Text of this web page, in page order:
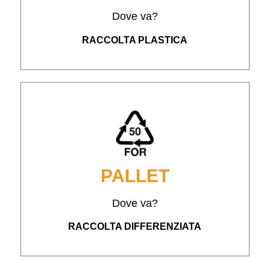
Dove va?
RACCOLTA PLASTICA
PALLET
Dove va?
RACCOLTA DIFFERENZIATA